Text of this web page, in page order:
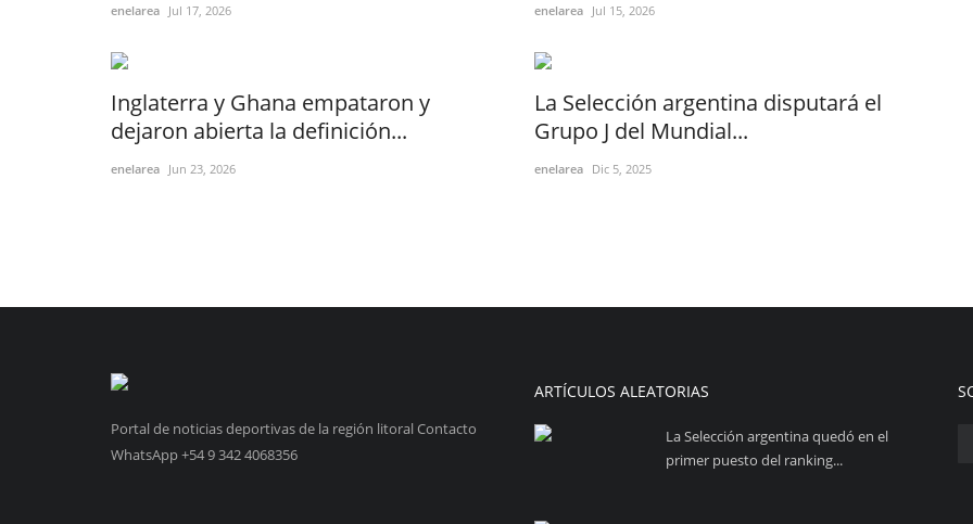
enelarea Jul 17, 2026 enelarea Jul 15, 2026
Inglaterra y Ghana empataron y
dejaron abierta la definición...
enelarea Jun 23, 2026
La Selección argentina disputará el
Grupo J del Mundial...
enelarea Dic 5, 2025
Portal de noticias deportivas de la región litoral Contacto
WhatsApp +54 9 342 4068356
ARTÍCULOS ALEATORIAS
La Selección argentina quedó en el
primer puesto del ranking...